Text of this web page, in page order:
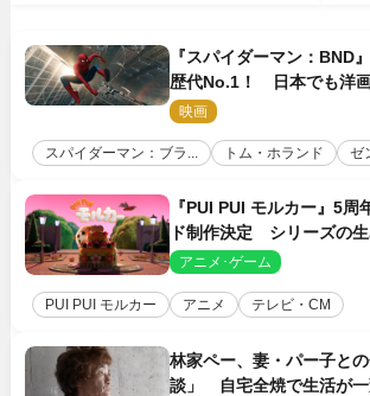
『スパイダーマン：BND
歴代No.1！ 日本でも洋
30億円突破
映画
スパイダーマン：ブラ... トム・ホランド ゼ
『PUI PUI モルカー』5周
ド制作決定 シリーズの生
監督が復帰
アニメ･ゲーム
PUI PUI モルカー アニメ テレビ・CM
林家ペー、妻・パー子と
談」 自宅全焼で生活が